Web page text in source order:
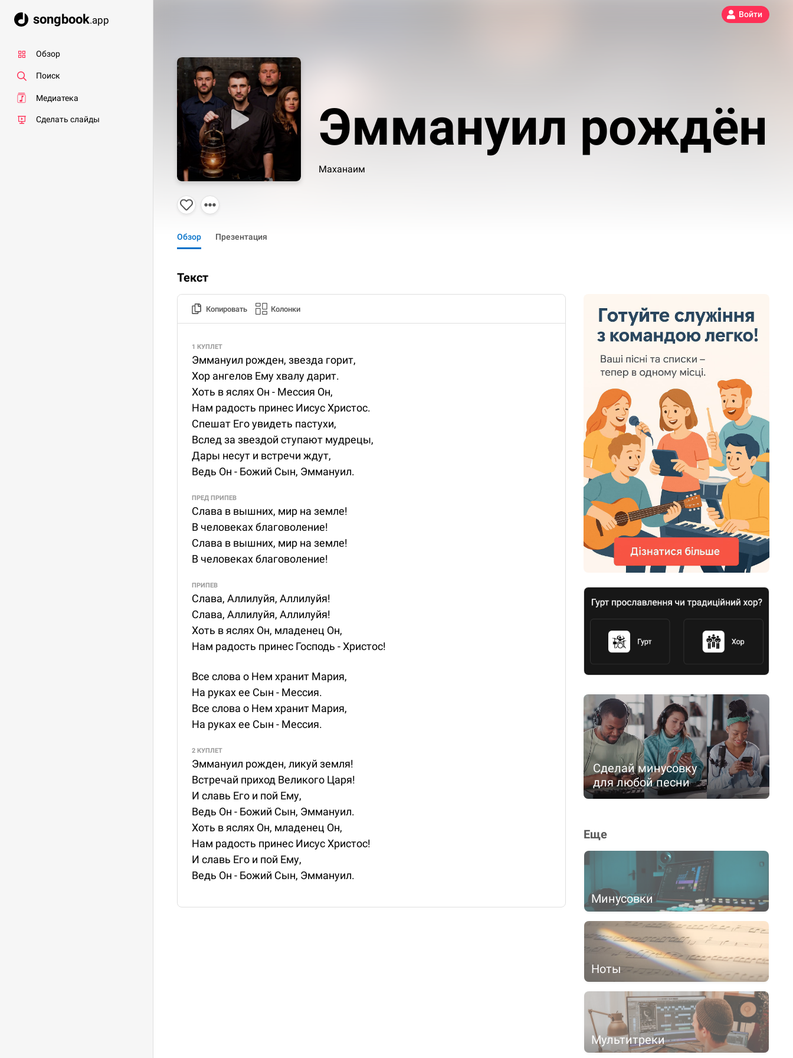
songbook.app
Обзор
Поиск
Медиатека
Сделать слайды
Войти
Эммануил рождён
Маханаим
Обзор Презентация
Текст
Копировать Колонки
1 КУПЛЕТ
Эммануил рожден, звезда горит,
Хор ангелов Ему хвалу дарит.
Хоть в яслях Он - Мессия Он,
Нам радость принес Иисус Христос.
Спешат Его увидеть пастухи,
Вслед за звездой ступают мудрецы,
Дары несут и встречи ждут,
Ведь Он - Божий Сын, Эммануил.
ПРЕД ПРИПЕВ
Слава в вышних, мир на земле!
В человеках благоволение!
Слава в вышних, мир на земле!
В человеках благоволение!
ПРИПЕВ
Слава, Аллилуйя, Аллилуйя!
Слава, Аллилуйя, Аллилуйя!
Хоть в яслях Он, младенец Он,
Нам радость принес Господь - Христос!
Все слова о Нем хранит Мария,
На руках ее Сын - Мессия.
Все слова о Нем хранит Мария,
На руках ее Сын - Мессия.
2 КУПЛЕТ
Эммануил рожден, ликуй земля!
Встречай приход Великого Царя!
И славь Его и пой Ему,
Ведь Он - Божий Сын, Эммануил.
Хоть в яслях Он, младенец Он,
Нам радость принес Иисус Христос!
И славь Его и пой Ему,
Ведь Он - Божий Сын, Эммануил.
Сделай минусовку
для любой песни
Еще
Минусовки
Ноты
Мультитреки